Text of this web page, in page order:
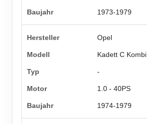
1973-1979
Opel
Kadett C Kombi
-
1.0 - 40PS
1974-1979